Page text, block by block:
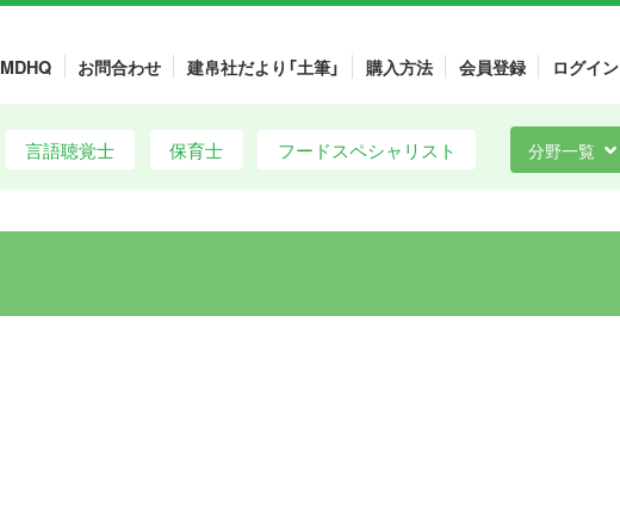
MDHQ お問合わせ 建帛社だより「土筆」 購入方法 会員登録 ログイン
言語聴覚士 保育士 フードスペシャリスト 分野一覧